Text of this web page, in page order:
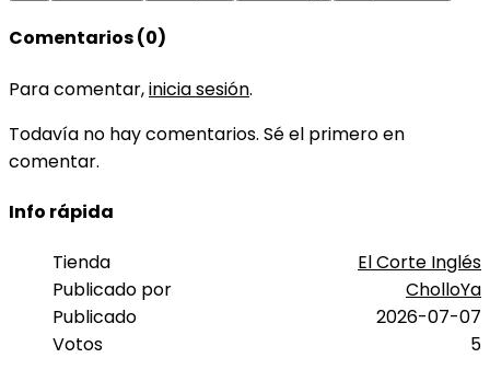
Comentarios (0)
Para comentar,inicia sesión.
Todavía no hay comentarios. Sé el primero en
comentar.
Info rápida
Tienda
El Corte Inglés
Publicado por
CholloYa
Publicado
2026-07-07
Votos
5